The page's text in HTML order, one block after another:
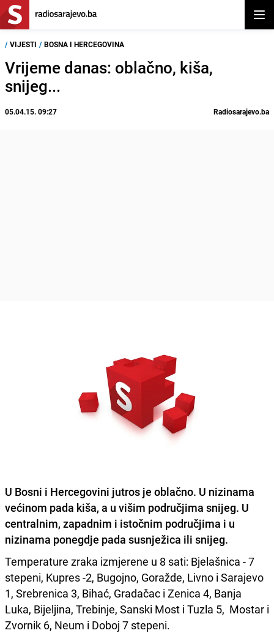
/ VIJESTI / BOSNA I HERCEGOVINA
Vrijeme danas: oblačno, kiša,
snijeg...
05.04.15. 09:27 Radiosarajevo.ba
U Bosni i Hercegovini jutros je oblačno. U nizinama
većinom pada kiša, a u višim područjima snijeg. U
centralnim, zapadnim i istočnim područjima i u
nizinama ponegdje pada susnježica ili snijeg.
Temperature zraka izmjerene u 8 sati: Bjelašnica - 7
stepeni, Kupres -2, Bugojno, Goražde, Livno i Sarajevo
1, Srebrenica 3, Bihać, Gradačac i Zenica 4, Banja
Luka, Bijeljina, Trebinje, Sanski Most i Tuzla 5, Mostar i
Zvornik 6, Neum i Doboj 7 stepeni.